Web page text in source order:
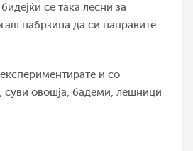
се така лесни за
набрзина да си направите
и со
суви овошја, бадеми, лешници